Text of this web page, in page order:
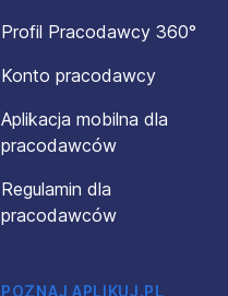
Profil Pracodawcy 360°
Konto pracodawcy
Aplikacja mobilna dla
pracodawców
Regulamin dla
pracodawców
POZNAJ APLIKUJ.PL